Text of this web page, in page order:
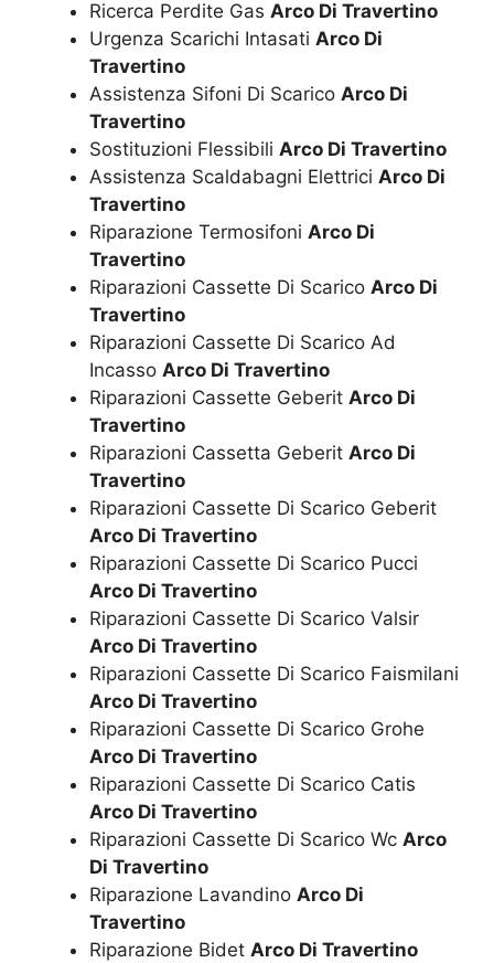
Ricerca Perdite Gas Arco Di Travertino
Urgenza Scarichi Intasati Arco Di
Travertino
Assistenza Sifoni Di Scarico Arco Di
Travertino
Sostituzioni Flessibili Arco Di Travertino
Assistenza Scaldabagni Elettrici Arco Di
Travertino
Riparazione Termosifoni Arco Di
Travertino
Riparazioni Cassette Di Scarico Arco Di
Travertino
Riparazioni Cassette Di Scarico Ad
Incasso Arco Di Travertino
Riparazioni Cassette Geberit Arco Di
Travertino
Riparazioni Cassetta Geberit Arco Di
Travertino
Riparazioni Cassette Di Scarico Geberit
Arco Di Travertino
Riparazioni Cassette Di Scarico Pucci
Arco Di Travertino
Riparazioni Cassette Di Scarico Valsir
Arco Di Travertino
Riparazioni Cassette Di Scarico Faismilani
Arco Di Travertino
Riparazioni Cassette Di Scarico Grohe
Arco Di Travertino
Riparazioni Cassette Di Scarico Catis
Arco Di Travertino
Riparazioni Cassette Di Scarico Wc Arco
Di Travertino
Riparazione Lavandino Arco Di
Travertino
Riparazione Bidet Arco Di Travertino